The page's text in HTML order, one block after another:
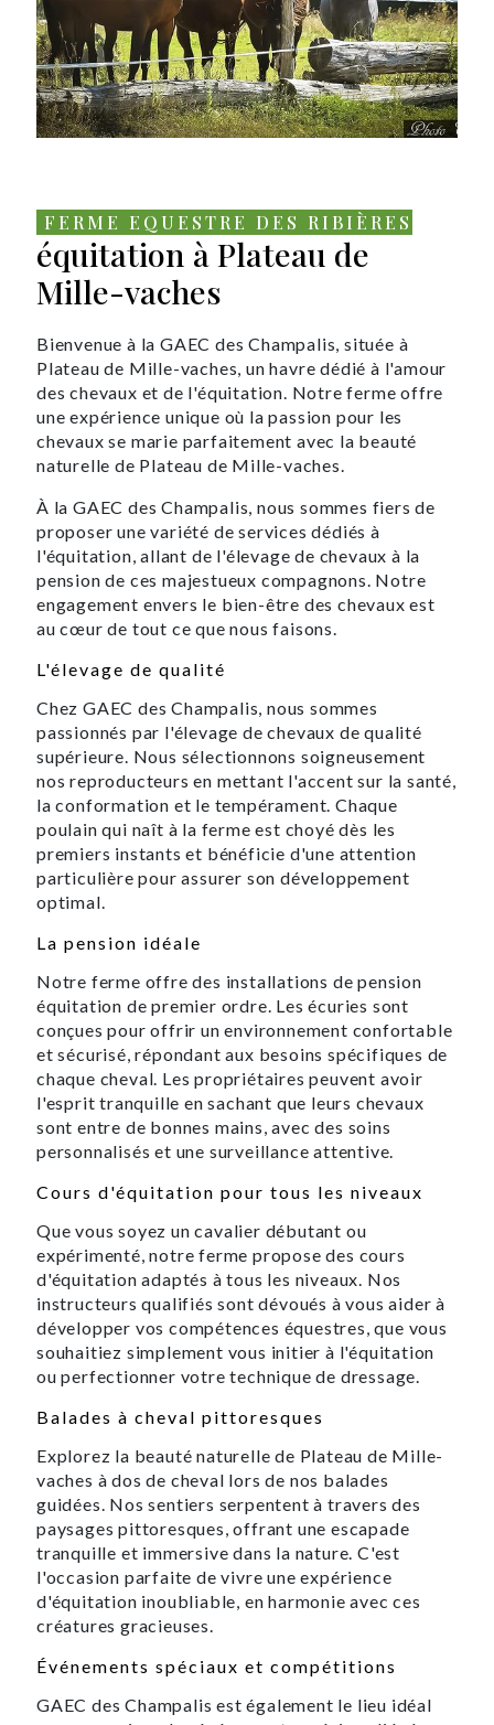
FERME EQUESTRE DES RIBIÈRES
équitation à Plateau de
Mille-vaches
Bienvenue à la GAEC des Champalis, située à
Plateau de Mille-vaches, un havre dédié à l'amour
des chevaux et de l'équitation. Notre ferme offre
une expérience unique où la passion pour les
chevaux se marie parfaitement avec la beauté
naturelle de Plateau de Mille-vaches.
À la GAEC des Champalis, nous sommes fiers de
proposer une variété de services dédiés à
l'équitation, allant de l'élevage de chevaux à la
pension de ces majestueux compagnons. Notre
engagement envers le bien-être des chevaux est
au cœur de tout ce que nous faisons.
L'élevage de qualité
Chez GAEC des Champalis, nous sommes
passionnés par l'élevage de chevaux de qualité
supérieure. Nous sélectionnons soigneusement
nos reproducteurs en mettant l'accent sur la santé,
la conformation et le tempérament. Chaque
poulain qui naît à la ferme est choyé dès les
premiers instants et bénéficie d'une attention
particulière pour assurer son développement
optimal.
La pension idéale
Notre ferme offre des installations de pension
équitation de premier ordre. Les écuries sont
conçues pour offrir un environnement confortable
et sécurisé, répondant aux besoins spécifiques de
chaque cheval. Les propriétaires peuvent avoir
l'esprit tranquille en sachant que leurs chevaux
sont entre de bonnes mains, avec des soins
personnalisés et une surveillance attentive.
Cours d'équitation pour tous les niveaux
Que vous soyez un cavalier débutant ou
expérimenté, notre ferme propose des cours
d'équitation adaptés à tous les niveaux. Nos
instructeurs qualifiés sont dévoués à vous aider à
développer vos compétences équestres, que vous
souhaitiez simplement vous initier à l'équitation
ou perfectionner votre technique de dressage.
Balades à cheval pittoresques
Explorez la beauté naturelle de Plateau de Mille-
vaches à dos de cheval lors de nos balades
guidées. Nos sentiers serpentent à travers des
paysages pittoresques, offrant une escapade
tranquille et immersive dans la nature. C'est
l'occasion parfaite de vivre une expérience
d'équitation inoubliable, en harmonie avec ces
créatures gracieuses.
Événements spéciaux et compétitions
GAEC des Champalis est également le lieu idéal